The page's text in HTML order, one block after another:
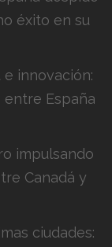
éxito en su
e innovación:
España
impulsando
Canadá y
ciudades: